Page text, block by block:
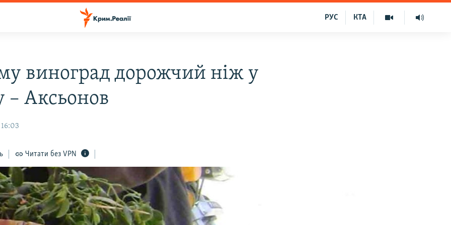
КТА
РУС
виноград дорожчий ніж у
– Аксьонов
Читати без VPN